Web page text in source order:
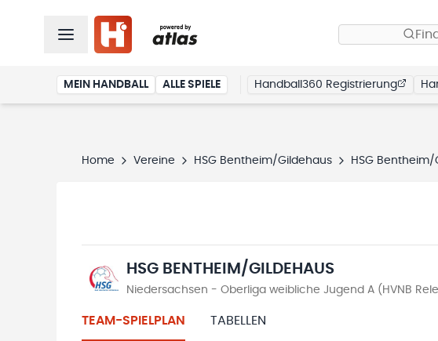
MEIN HANDBALL ALLE SPIELE Handball360 Registrierung
Home Vereine HSG Bentheim/Gildehaus HSG
HSG BENTHEIM/GILDEHAUS
Niedersachsen - Oberliga weibliche Jugend A (HVNB
TEAM-SPIELPLAN TABELLEN